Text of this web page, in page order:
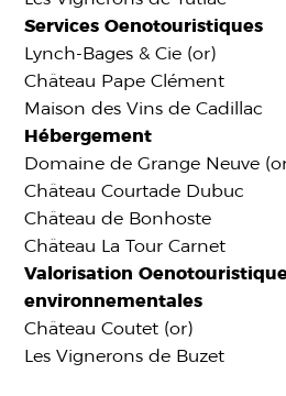
Services Oenotouristiques
Lynch-Bages & Cie (or)
Château Pape Clément
Maison des Vins de Cadillac
Hébergement
Domaine de Grange Neuve
Château Courtade Dubuc
Château de Bonhoste
Château La Tour Carnet
Valorisation
environnementales
Château Coutet (or)
Les Vignerons de Buzet